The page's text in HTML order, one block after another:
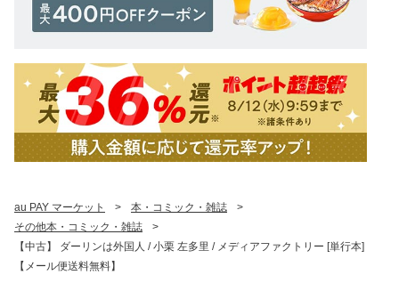
au PAY マーケット > 本・コミック・雑誌
>
その他本・コミック・雑誌
>
【中古】 ダーリンは外国人 / 小栗 左多里 / メディアファクトリー [単行本]
【メール便送料無料】